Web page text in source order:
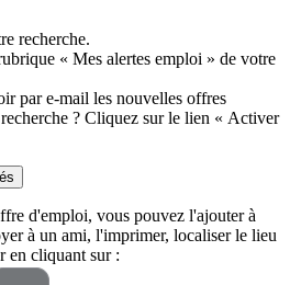
recherche.
« Mes alertes emploi » de votre
par e-mail les nouvelles offres
? Cliquez sur le lien « Activer
d'emploi, vous pouvez l'ajouter à
à un ami, l'imprimer, localiser le lieu
en cliquant sur :